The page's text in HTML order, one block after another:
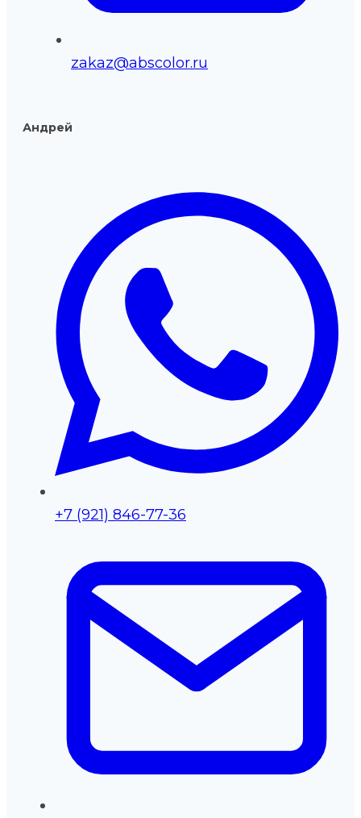
zakaz@abscolor.ru
Андрей
+7 (921) 846-77-36